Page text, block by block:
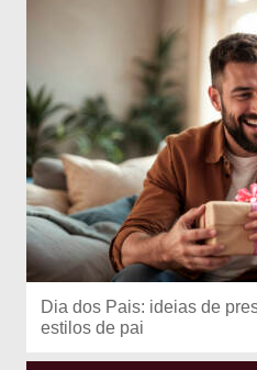
Dia dos Pais: ideias de
estilos de pai